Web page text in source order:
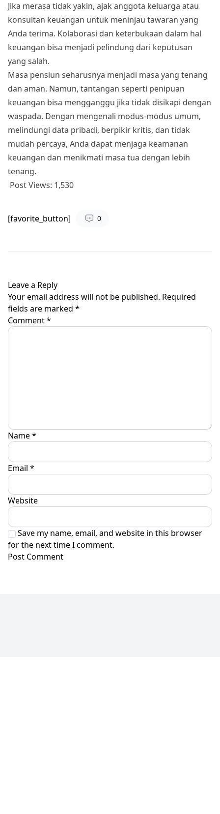
Jika merasa tidak yakin, ajak anggota keluarga atau
konsultan keuangan untuk meninjau tawaran yang
Anda terima. Kolaborasi dan keterbukaan dalam hal
keuangan bisa menjadi pelindung dari keputusan
yang salah.
Masa pensiun seharusnya menjadi masa yang tenang
dan aman. Namun, tantangan seperti penipuan
keuangan bisa mengganggu jika tidak disikapi dengan
waspada. Dengan mengenali modus-modus umum,
melindungi data pribadi, berpikir kritis, dan tidak
mudah percaya, Anda dapat menjaga keamanan
keuangan dan menikmati masa tua dengan lebih
tenang.
Post Views: 1,530
[favorite_button] 0
Leave a Reply
Your email address will not be published. Required
fields are marked *
Comment*
Name*
Email *
Website
Save my name, email, and website in this browser
for the next time I comment.